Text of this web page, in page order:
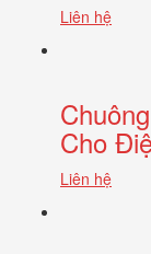
Liên hệ
Cho
Liên hệ